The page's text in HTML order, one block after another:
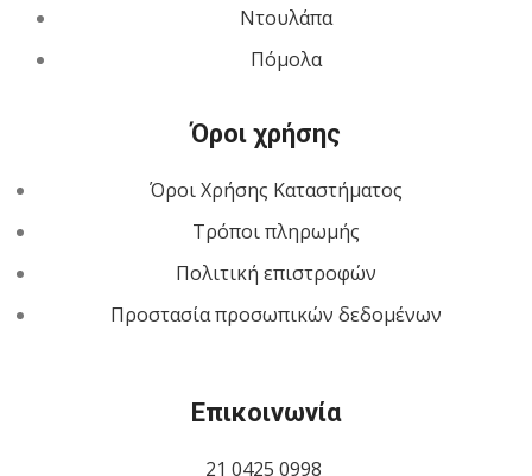
Ντουλάπα
Πόμολα
Όροι χρήσης
Όροι Χρήσης Καταστήματος
Τρόποι πληρωμής
Πολιτική επιστροφών
Προστασία προσωπικών δεδομένων
Επικοινωνία
21 0425 0998